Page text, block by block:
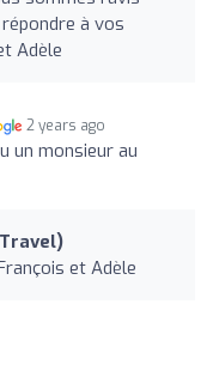
à vos
Adèle
2 years ago
un monsieur au
et Adèle